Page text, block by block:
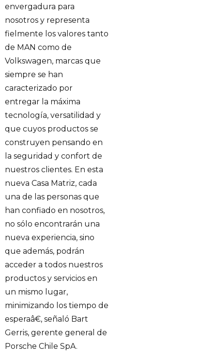
envergadura para
nosotros y representa
fielmente los valores tanto
de MAN como de
Volkswagen, marcas que
siempre se han
caracterizado por
entregar la máxima
tecnología, versatilidad y
que cuyos productos se
construyen pensando en
la seguridad y confort de
nuestros clientes. En esta
nueva Casa Matriz, cada
una de las personas que
han confiado en nosotros,
no sólo encontrarán una
nueva experiencia, sino
que además, podrán
acceder a todos nuestros
productos y servicios en
un mismo lugar,
minimizando los tiempo de
esperaâ€, señaló Bart
Gerris, gerente general de
Porsche Chile SpA.